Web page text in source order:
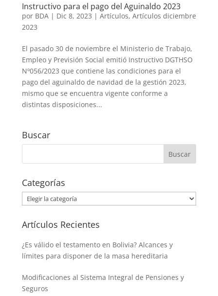
Instructivo para el pago del Aguinaldo 2023
por BDA| Dic 8, 2023 | Artículos, Artículos diciembre
2023
El pasado 30 de noviembre el Ministerio de Trabajo,
Empleo y Previsión Social emitió Instructivo DGTHSO
Nº056/2023 que contiene las condiciones para el
pago del aguinaldo de navidad de la gestión 2023,
mismo que se encuentra vigente conforme a
distintas disposiciones...
Buscar
Categorías
Categorías
Artículos Recientes
¿Es válido el testamento en Bolivia? Alcances y
límites para disponer de la masa hereditaria
Modificaciones al Sistema Integral de Pensiones y
Seguros